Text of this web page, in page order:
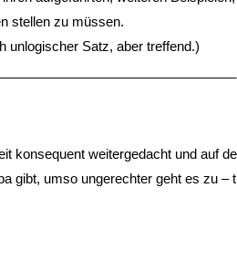
stellen zu müssen.
unlogischer Satz, aber treffend.)
konsequent weitergedacht und auf
gibt, umso ungerechter geht es zu –